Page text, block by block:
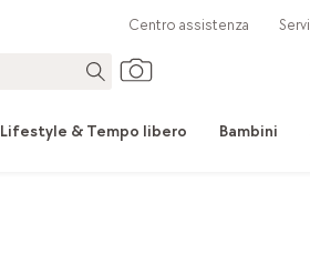
Lifestyle & Tempo libero Bambini
Centro assistenza